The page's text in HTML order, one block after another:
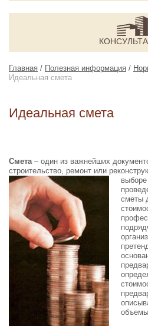
Главная / Полезная информация /
Идеальная смета
Идеальная смета
Смета– один из важнейших
строительство, ремонт или
сметы